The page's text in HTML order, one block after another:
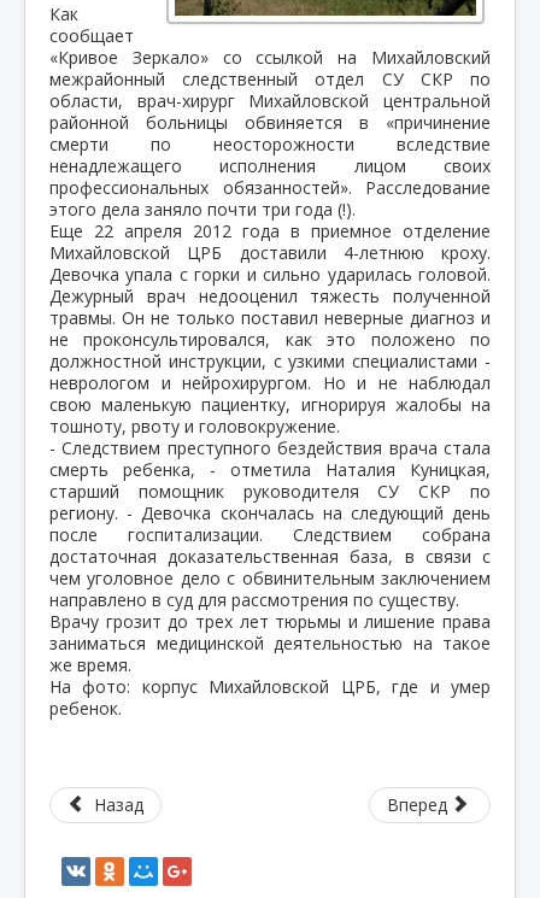
Как
сообщает
«Кривое Зеркало» со ссылкой на Михайловский
межрайонный следственный отдел СУ СКР по
области, врач-хирург Михайловской центральной
районной больницы обвиняется в «причинение
смерти по неосторожности вследствие
ненадлежащего исполнения лицом своих
профессиональных обязанностей». Расследование
этого дела заняло почти три года (!).
Еще 22 апреля 2012 года в приемное отделение
Михайловской ЦРБ доставили 4-летнюю кроху.
Девочка упала с горки и сильно ударилась головой.
Дежурный врач недооценил тяжесть полученной
травмы. Он не только поставил неверные диагноз и
не проконсультировался, как это положено по
должностной инструкции, с узкими специалистами -
неврологом и нейрохирургом. Но и не наблюдал
свою маленькую пациентку, игнорируя жалобы на
тошноту, рвоту и головокружение.
- Следствием преступного бездействия врача стала
смерть ребенка, - отметила Наталия Куницкая,
старший помощник руководителя СУ СКР по
региону. - Девочка скончалась на следующий день
после госпитализации. Следствием собрана
достаточная доказательственная база, в связи с
чем уголовное дело с обвинительным заключением
направлено в суд для рассмотрения по существу.
Врачу грозит до трех лет тюрьмы и лишение права
заниматься медицинской деятельностью на такое
же время.
На фото: корпус Михайловской ЦРБ, где и умер
ребенок.
Назад Вперед